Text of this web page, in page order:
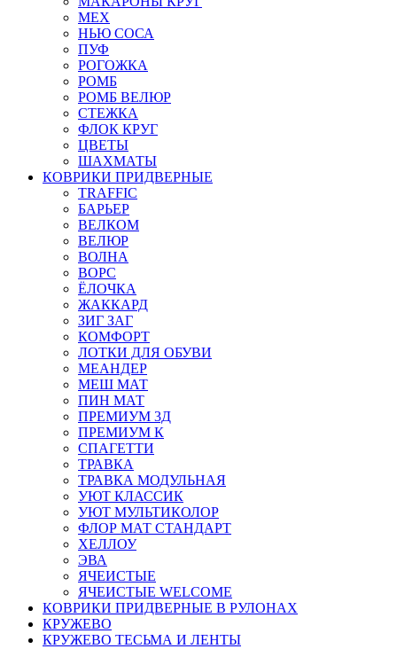
МЕХ
НЬЮ СОСА
ПУФ
РОГОЖКА
РОМБ
РОМБ ВЕЛЮР
СТЕЖКА
ФЛОК КРУГ
ЦВЕТЫ
ШАХМАТЫ
КОВРИКИ ПРИДВЕРНЫЕ
TRAFFIC
БАРЬЕР
ВЕЛКОМ
ВЕЛЮР
ВОЛНА
ВОРС
ЁЛОЧКА
ЖАККАРД
ЗИГ ЗАГ
КОМФОРТ
ЛОТКИ ДЛЯ ОБУВИ
МЕАНДЕР
МЕШ МАТ
ПИН МАТ
ПРЕМИУМ 3Д
ПРЕМИУМ К
СПАГЕТТИ
ТРАВКА
ТРАВКА МОДУЛЬНАЯ
УЮТ КЛАССИК
УЮТ МУЛЬТИКОЛОР
ФЛОР МАТ СТАНДАРТ
ХЕЛЛОУ
ЭВА
ЯЧЕИСТЫЕ
ЯЧЕИСТЫЕ WELCOME
КОВРИКИ ПРИДВЕРНЫЕ В РУЛОНАХ
КРУЖЕВО
КРУЖЕВО ТЕСЬМА И ЛЕНТЫ